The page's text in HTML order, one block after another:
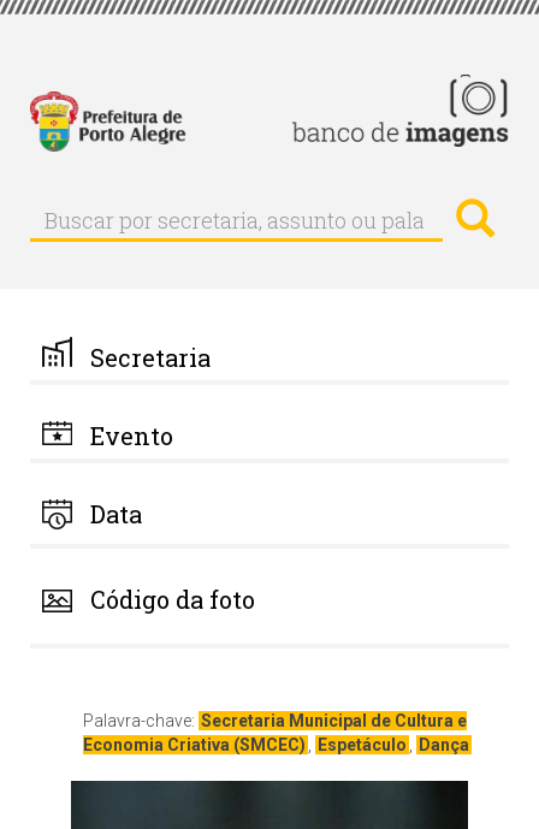
Pular
principal
Buscar
Buscar
por
palavra-
chave
Secretaria
Evento
Data
Código da foto
Palavra-chave: Secretaria Municipal de Cultura e
Economia Criativa (SMCEC)
Espetáculo Dança